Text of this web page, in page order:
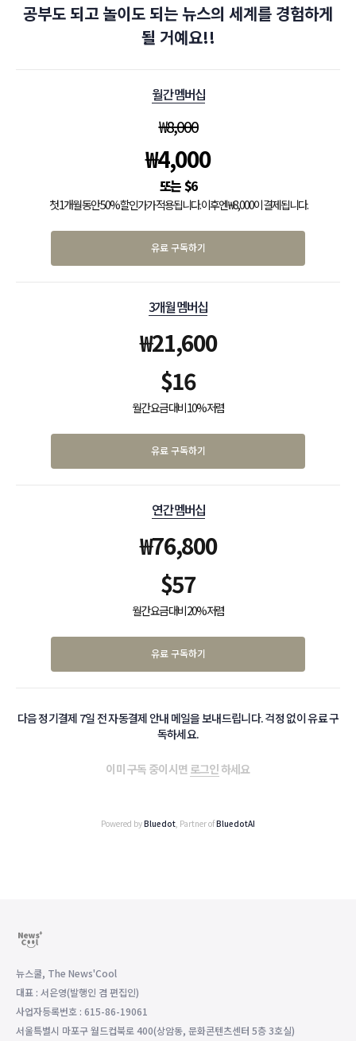
공부도 되고 놀이도 되는 뉴스의 세계를 경험하게
될 거예요!!
월간 멤버십
₩8,000
₩4,000
$6
첫 1개월 동안 50% 할인가가 적용됩니다. 이후엔 ₩8,000이 결제됩니다.
유료 구독하기
3개월 멤버십
₩21,600
$16
월간 요금 대비 10% 저렴
유료 구독하기
연간 멤버십
₩76,800
$57
월간 요금 대비 20% 저렴
유료 구독하기
다음 정기결제 7일 전 자동결제 안내 메일을 보내드립니다. 걱정 없이 유료 구
독하세요.
이미 구독 중이시면 로그인하세요
Powered byBluedot , Partner ofBluedotAI
뉴스쿨, The News'Cool
대표 : 서은영(발행인 겸 편집인)
사업자등록번호 : 615-86-19061
서울특별시 마포구 월드컵북로 400(상암동, 문화콘텐츠센터 5층 3호실)